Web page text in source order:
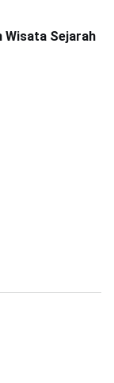
Wisata Sejarah